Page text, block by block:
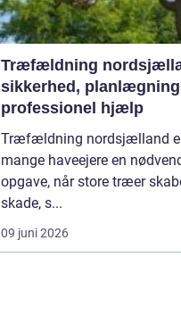
Træfældning
sikkerhed,
professionel hjælp
Træfældning nordsjælland
mange haveejere en
opgave, når store træer
skade, s...
09 juni 2026